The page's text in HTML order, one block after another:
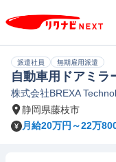
派遣社員 無期雇用派遣
自動車用ドアミラ
株式会社BREXA
静岡県藤枝市
月給20万円～22万